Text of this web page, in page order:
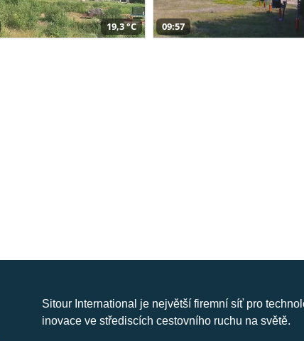
19,3 °C 09:57
Sitour International je největší firemní síť pro
inovace ve střediscích cestovního ruchu na světě.